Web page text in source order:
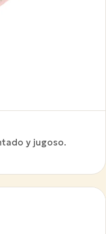
y jugoso.